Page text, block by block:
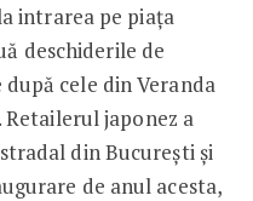
continuă
intrarea pe piața
deschiderile de
cele din Veranda
japonez a
din București și
de anul acesta,